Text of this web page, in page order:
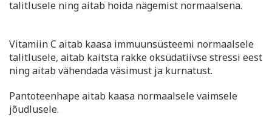
talitlusele ning aitab hoida nägemist normaalsena.
Vitamiin C aitab kaasa immuunsüsteemi normaalsele
talitlusele, aitab kaitsta rakke oksüdatiivse stressi eest
ning aitab vähendada väsimust ja kurnatust.
Pantoteenhape aitab kaasa normaalsele vaimsele
jõudlusele.